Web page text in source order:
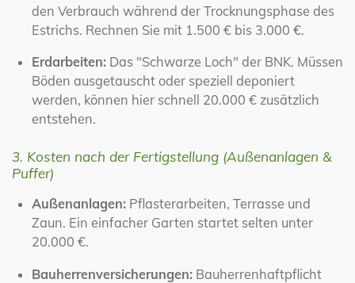
den Verbrauch während der Trocknungsphase des
Estrichs. Rechnen Sie mit 1.500 € bis 3.000 €.
Erdarbeiten:Das "Schwarze Loch" der BNK. Müssen
Böden ausgetauscht oder speziell deponiert
werden, können hier schnell 20.000 € zusätzlich
entstehen.
3. Kosten nach der Fertigstellung (Außenanlagen &
Puffer)
Außenanlagen:Pflasterarbeiten, Terrasse und
Zaun. Ein einfacher Garten startet selten unter
20.000 €.
Bauherrenversicherungen:Bauherrenhaftpflicht